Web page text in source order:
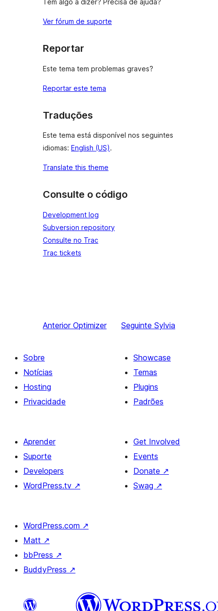
Tem algo a dizer? Precisa de ajuda?
Ver fórum de suporte
Reportar
Este tema tem problemas graves?
Reportar este tema
Traduções
Este tema está disponível nos seguintes
idiomas: English (US).
Translate this theme
Consulte o código
Development log
Subversion repository
Consulte no Trac
Trac tickets
Anterior Optimizer Seguinte Sylvia
Sobre
Notícias
Hosting
Privacidade
Showcase
Temas
Plugins
Padrões
Aprender
Suporte
Developers
WordPress.tv ↗
Get Involved
Events
Donate ↗
Swag ↗
WordPress.com ↗
Matt ↗
bbPress ↗
BuddyPress ↗